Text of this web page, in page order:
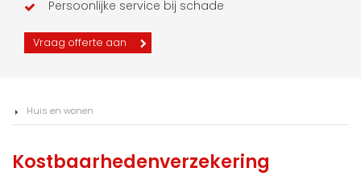
Persoonlijke service bij schade
Vraag offerte aan
Huis en wonen
Kostbaarhedenverzekering